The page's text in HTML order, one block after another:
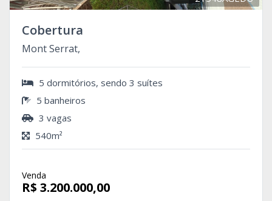
Cobertura
Mont Serrat,
5 dormitórios, sendo 3 suítes
5 banheiros
3 vagas
540m²
Venda
R$ 3.200.000,00